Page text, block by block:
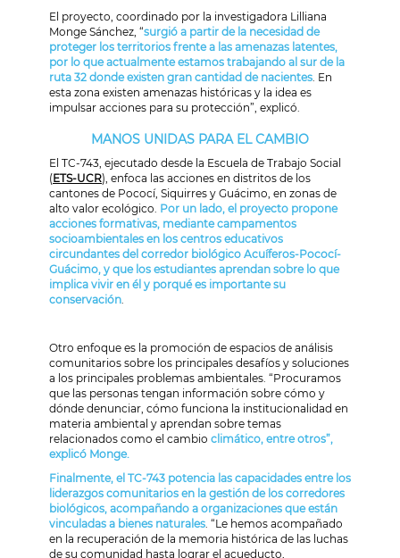
El proyecto, coordinado por la investigadora Lilliana
Monge Sánchez, “surgió a partir de la necesidad de
proteger los territorios frente a las amenazas latentes,
por lo que actualmente estamos trabajando al sur de la
ruta 32 donde existen gran cantidad de nacientes . En
esta zona existen amenazas históricas y la idea es
impulsar acciones para su protección”, explicó.
MANOS UNIDAS PARA EL CAMBIO
El TC-743, ejecutado desde la Escuela de Trabajo Social
(ETS-UCR), enfoca las acciones en distritos de los
cantones de Pococí, Siquirres y Guácimo, en zonas de
alto valor ecológico. Por un lado, el proyecto propone
acciones formativas, mediante campamentos
socioambientales en los centros educativos
circundantes del corredor biológico Acuíferos-Pococí-
Guácimo, y que los estudiantes aprendan sobre lo que
implica vivir en él y porqué es importante su
conservación
Otro enfoque es la promoción de espacios de análisis
comunitarios sobre los principales desafíos y soluciones
a los principales problemas ambientales. “Procuramos
que las personas tengan información sobre cómo y
dónde denunciar, cómo funciona la institucionalidad en
materia ambiental y aprendan sobre temas
relacionados como el cambio climático, entre otros”,
explicó Monge.
Finalmente, el TC-743 potencia las capacidades entre los
liderazgos comunitarios en la gestión de los corredores
biológicos, acompañando a organizaciones que están
vinculadas a bienes naturales . “Le hemos acompañado
en la recuperación de la memoria histórica de las luchas
de su comunidad hasta lograr el acueducto,